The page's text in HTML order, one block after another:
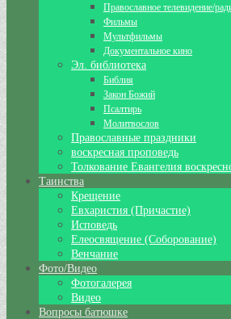
Православное телевидение/
Фильмы
Мультфильмы
Документальное кино
Эл. библиотека
Библия
Закон Божий
Псалтирь
Молитвослов
Православные праздники
воскресная проповедь
Толкование Евангелия
Таинства
Крещение
Евхаристия (Причастие)
Исповедь
Елеосвящение (Соборование)
Венчание
Фото/Видео
Фотогалерея
Видео
Вопросы батюшке